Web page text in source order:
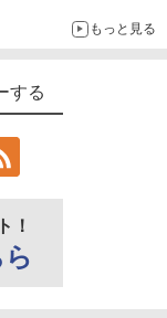
もっと見る
する
！